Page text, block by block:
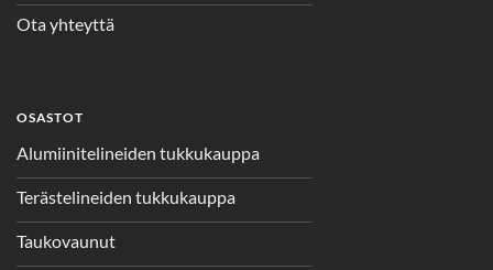
Ota yhteyttä
OSASTOT
Alumiinitelineiden tukkukauppa
Terästelineiden tukkukauppa
Taukovaunut